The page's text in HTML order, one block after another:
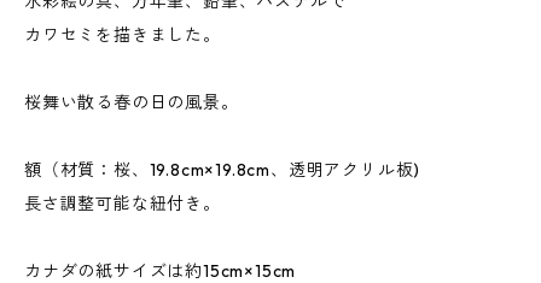
カワセミを描きました。
桜舞い散る春の日の風景。
額（材質：桜、19.8cm×19.8cm、透明アクリル板)
長さ調整可能な紐付き。
カナダの紙サイズは約15cm×15cm